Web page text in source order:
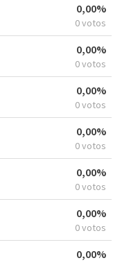
0,00%
0 votos
0,00%
0 votos
0,00%
0 votos
0,00%
0 votos
0,00%
0 votos
0,00%
0 votos
0,00%